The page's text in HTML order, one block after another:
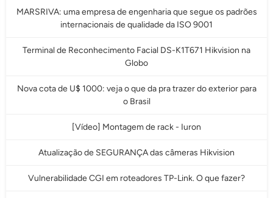
MARSRIVA: uma empresa de engenharia que segue os padrões
internacionais de qualidade da ISO 9001
Terminal de Reconhecimento Facial DS-K1T671 Hikvision na
Globo
Nova cota de U$ 1000: veja o que da pra trazer do exterior para
o Brasil
[Vídeo] Montagem de rack - Iuron
Atualização de SEGURANÇA das câmeras Hikvision
Vulnerabilidade CGI em roteadores TP-Link. O que fazer?